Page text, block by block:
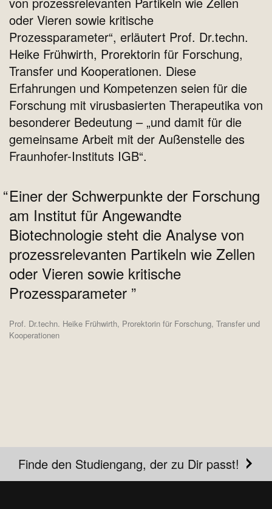
oder Vieren sowie kritische
Prozessparameter“, erläutert Prof. Dr.techn.
Heike Frühwirth, Prorektorin für Forschung,
Transfer und Kooperationen. Diese
Erfahrungen und Kompetenzen seien für die
Forschung mit virusbasierten Therapeutika von
besonderer Bedeutung – „und damit für die
gemeinsame Arbeit mit der Außenstelle des
Fraunhofer-Instituts IGB“.
Einer der Schwerpunkte der Forschung
am Institut für Angewandte
Biotechnologie steht die Analyse von
prozessrelevanten Partikeln wie Zellen
oder Vieren sowie kritische
Prozessparameter
Prof. Dr.techn. Heike Frühwirth, Prorektorin für Forschung, Transfer und
Kooperationen
Finde den Studiengang, der zu Dir passt!